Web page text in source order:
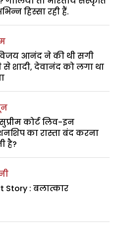
हिस्सा रही हैं.
आनंद ने की थी सगी
से शादी, देवानंद को लगा था
कोर्ट लिव-इन
का रास्ता बंद करना
है?
Story : बलात्कार